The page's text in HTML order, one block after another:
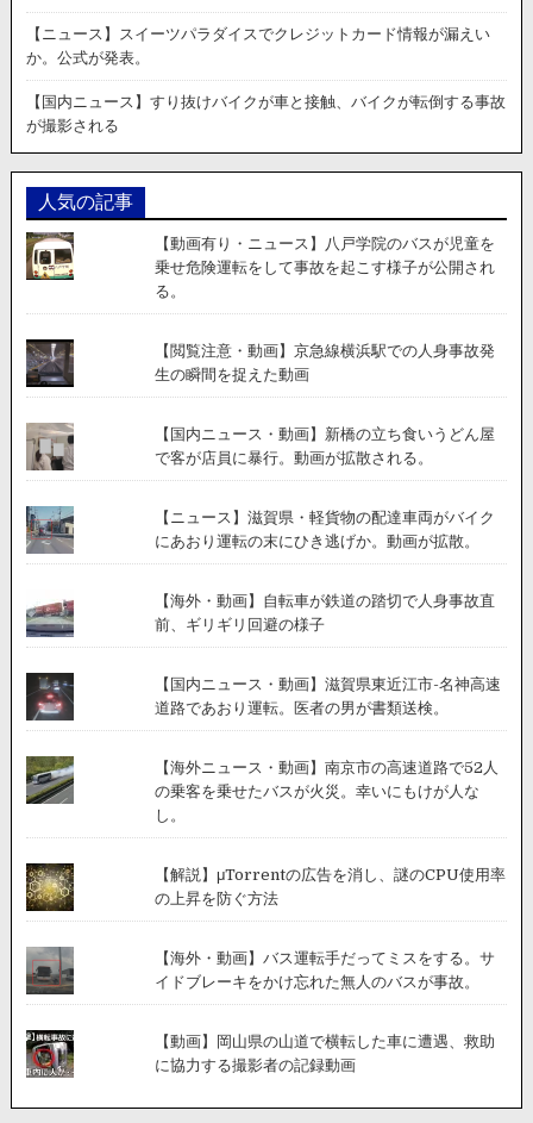
【ニュース】スイーツパラダイスでクレジットカード情報が漏えい
か。公式が発表。
【国内ニュース】すり抜けバイクが車と接触、バイクが転倒する事故
が撮影される
人気の記事
【動画有り・ニュース】八戸学院のバスが児童を
乗せ危険運転をして事故を起こす様子が公開され
る。
【閲覧注意・動画】京急線横浜駅での人身事故発
生の瞬間を捉えた動画
【国内ニュース・動画】新橋の立ち食いうどん屋
で客が店員に暴行。動画が拡散される。
【ニュース】滋賀県・軽貨物の配達車両がバイク
にあおり運転の末にひき逃げか。動画が拡散。
【海外・動画】自転車が鉄道の踏切で人身事故直
前、ギリギリ回避の様子
【国内ニュース・動画】滋賀県東近江市-名神高速
道路であおり運転。医者の男が書類送検。
【海外ニュース・動画】南京市の高速道路で52人
の乗客を乗せたバスが火災。幸いにもけが人な
し。
【解説】μTorrentの広告を消し、謎のCPU使用率
の上昇を防ぐ方法
【海外・動画】バス運転手だってミスをする。サ
イドブレーキをかけ忘れた無人のバスが事故。
【動画】岡山県の山道で横転した車に遭遇、救助
に協力する撮影者の記録動画